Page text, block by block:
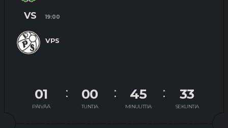
VPS
VS 19:00
01
PÄIVÄÄ
00
TUNTIA
45
MINUUTTIA
33
SEKUNTIA